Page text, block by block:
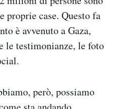
proprie case. Questo fa
è avvenuto a Gaza,
le testimonianze, le foto
però, possiamo